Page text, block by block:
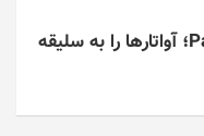
بازی/ Pastel Friends؛ آواتارها را به سلیقه